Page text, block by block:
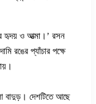
হৃদয় ও আত্মা।’ রসন
রঙের প্যাঁচার পক্ষে
বাদুড়। দেশটিতে আছে